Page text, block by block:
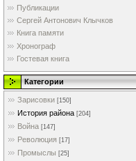
Публикации
Сергей Антонович Клычков
Книга памяти
Хронограф
Гостевая книга
Категории
Зарисовки [150]
История района [204]
Война [147]
Революция [17]
Промыслы [25]